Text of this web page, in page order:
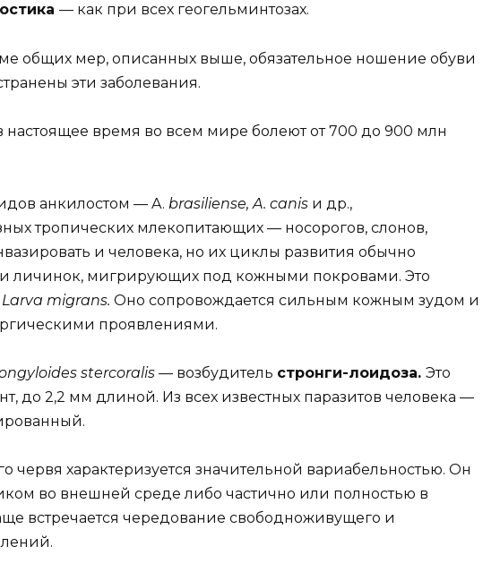
— как при всех геогельминтозах.
общих мер, описанных выше, обязательное ношение обуви
эти заболевания.
время во всем мире болеют от 700 до 900 млн
анкилостом — A. brasiliense, A. canis и др.,
тропических млекопитающих — носорогов, слонов,
и человека, но их циклы развития обычно
личинок, мигрирующих под кожными покровами. Это
Larva migrans. Оно сопровождается сильным кожным зудом и
проявлениями.
stercoralis — возбудитель стронги-лоидоза. Это
до 2,2 мм длиной. Из всех известных паразитов человека —
червя характеризуется значительной вариабельностью. Он
во внешней среде либо частично или полностью в
встречается чередование свободноживущего и